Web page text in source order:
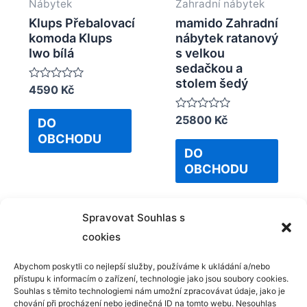
Spravovat Souhlas s
cookies
Abychom poskytli co nejlepší služby, používáme k ukládání a/nebo
přístupu k informacím o zařízení, technologie jako jsou soubory cookies.
Souhlas s těmito technologiemi nám umožní zpracovávat údaje, jako je
chování při procházení nebo jedinečná ID na tomto webu. Nesouhlas
Nábytek
Klups Přebalovací
komoda Klups
Iwo bílá
Rated
out
4590 Kč
DO
OBCHODU
Zahradní nábytek
mamido Zahradní
nábytek ratanový
s velkou
sedačkou a
stolem šedý
Rated
out
25800 Kč
DO
OBCHODU
Kontakt